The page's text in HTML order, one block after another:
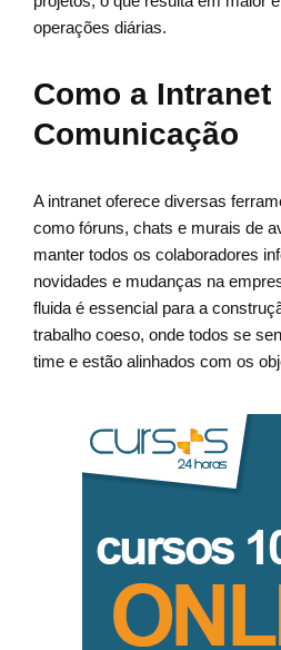
operações diárias.
Como a Intranet
Comunicação
A intranet oferece diversas
como fóruns, chats e murais de
manter todos os colaboradores
novidades e mudanças na
fluida é essencial para a
trabalho coeso, onde todos se
time e estão alinhados com os